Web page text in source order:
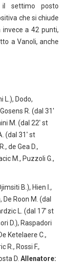
il settimo posto
che si chiude
a 42 punti,
a Vanoli, anche
L.), Dodo,
R. (dal 31′
M. (dal 22′ st
(dal 31′ st
de Gea D.,
M., Puzzoli G.,
B.), Hien I.,
Roon M. (dal
L. (dal 17′ st
D.), Raspadori
Ketelaere C.,
R., Rossi F.,
D. Allenatore: